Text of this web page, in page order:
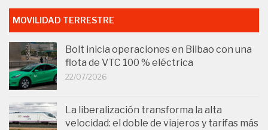
MOVILIDAD TERRESTRE
Bolt inicia operaciones en Bilbao con una
flota de VTC 100 % eléctrica
22/07/2026
La liberalización transforma la alta
velocidad: el doble de viajeros y tarifas más